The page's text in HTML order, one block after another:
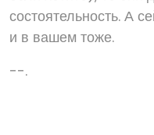
состоятельность. А
и в вашем тоже.
--.